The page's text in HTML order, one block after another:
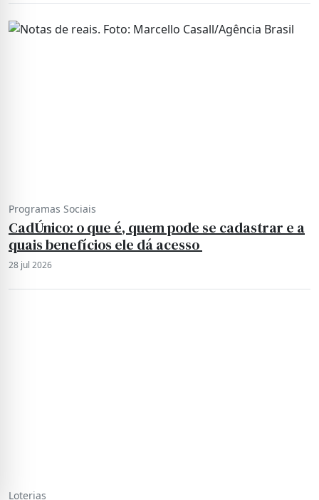
Programas Sociais
CadÚnico: o que é, quem pode se cadastrar e a
quais benefícios ele dá acesso
28 jul 2026
Loterias